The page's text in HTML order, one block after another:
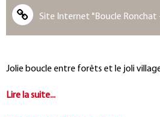
Site Internet "Boucle
Jolie boucle entre forêts et le joli